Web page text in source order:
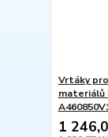
Vrtáky
materiálů
1